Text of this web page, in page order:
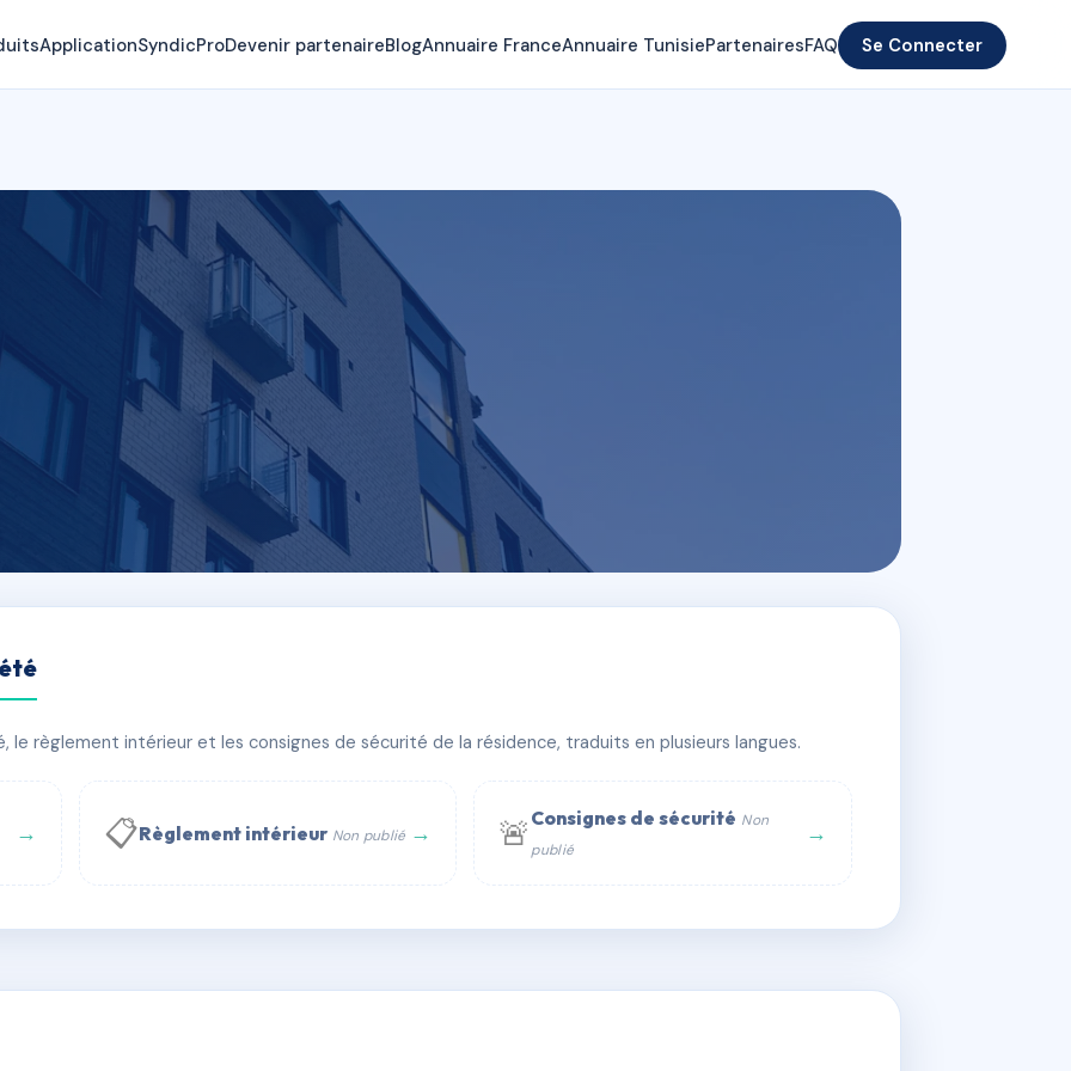
ApplicationSyndicProDevenir partenaireBlogAnnuaire FranceAnnuaire TunisiePartenairesFAQ Se Connecter
WhatsApp
règlement intérieur et les consignes de sécurité de la résidence, traduits en plusieurs langues.
→ 📋Règlement intérieur Non publié → 🚨 Consignes de sécurité Non
publié
→
AE1228535 🇫🇷